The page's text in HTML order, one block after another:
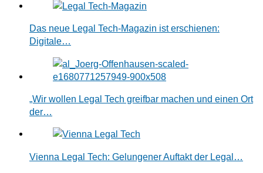
Das neue Legal Tech-Magazin ist erschienen:
Digitale…
„Wir wollen Legal Tech greifbar machen und einen Ort
der…
Vienna Legal Tech: Gelungener Auftakt der Legal…